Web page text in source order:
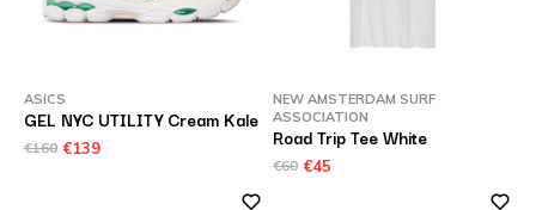
ASICS
GEL NYC UTILITY Cream Kale
€160 €139
NEW AMSTERDAM SURF
ASSOCIATION
Road Trip Tee White
€60 €45